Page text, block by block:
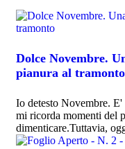
Dolce Novembre.
pianura al tramonto
Io detesto Novembre. E'
mi ricorda momenti del
dimenticare.Tuttavia,